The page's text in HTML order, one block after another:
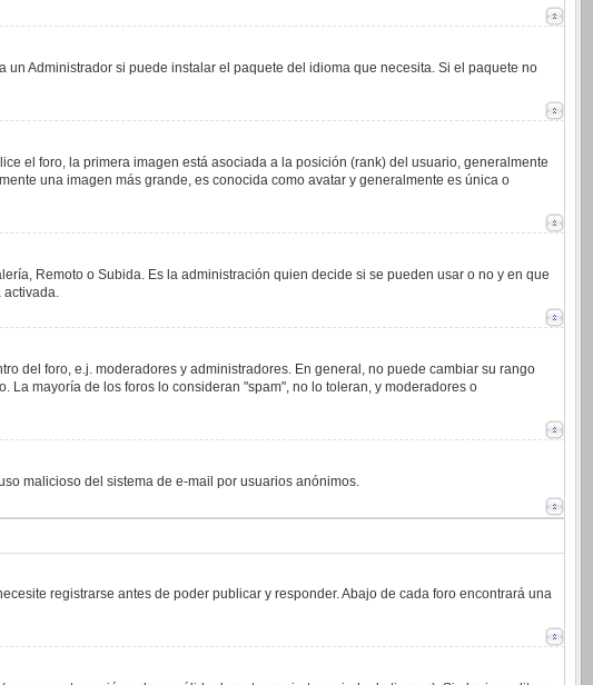
Administrador si puede instalar el paquete del idioma que necesita. Si el paquete no
el foro, la primera imagen está asociada a la posición (rank) del usuario, generalmente
una imagen más grande, es conocida como avatar y generalmente es única o
Remoto o Subida. Es la administración quien decide si se pueden usar o no y en que
activada.
del foro, e.j. moderadores y administradores. En general, no puede cambiar su rango
mayoría de los foros lo consideran "spam", no lo toleran, y moderadores o
malicioso del sistema de e-mail por usuarios anónimos.
registrarse antes de poder publicar y responder. Abajo de cada foro encontrará una